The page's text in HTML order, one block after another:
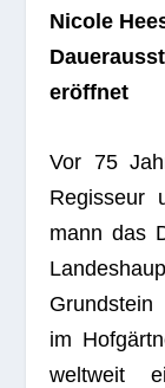
Nicole
eröffnet
Vor 75
Regis­seur
mann das
im
welt­weit